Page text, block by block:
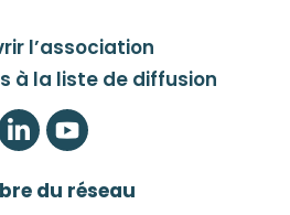
l’association
à la liste de diffusion
LinkedInTwitter
du réseau